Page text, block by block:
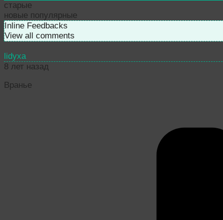
старые
новые популярные
Inline Feedbacks
View all comments
lidyxa
8 лет назад
Вранье